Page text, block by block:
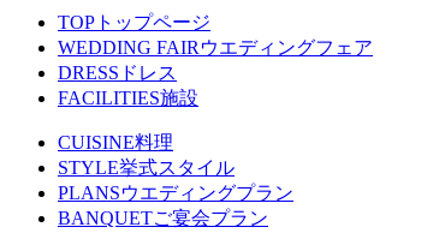
TOP トップページ
WEDDING FAIR ウエディングフェア
DRESS ドレス
FACILITIES施設
CUISINE料理
STYLE挙式スタイル
PLANSウエディングプラン
BANQUETご宴会プラン